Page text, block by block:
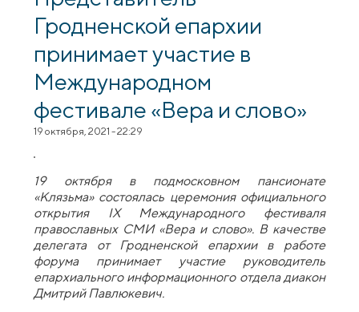
Гродненской епархии
принимает участие в
Международном
фестивале «Вера и слово»
19 октября, 2021 - 22:29
19 октября в подмосковном пансионате
«Клязьма» состоялась церемония официального
открытия IX Международного фестиваля
православных СМИ «Вера и слово». В качестве
делегата от Гродненской епархии в работе
форума принимает участие руководитель
епархиального информационного отдела диакон
Дмитрий Павлюкевич.